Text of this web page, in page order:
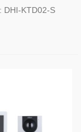
DHI-KTD02-S